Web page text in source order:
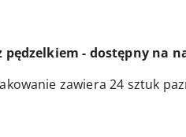
- dostępny na
zawiera 24 sztuk